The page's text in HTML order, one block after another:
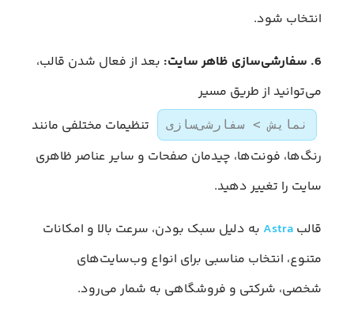
انتخاب شود.
6. سفارشی‌سازی ظاهر سایت:
بعد از فعال شدن قالب،
می‌توانید از طریق مسیر
نمایش > سفارشی‌سازی
تنظیمات مختلفی مانند
رنگ‌ها، فونت‌ها، چیدمان صفحات و سایر عناصر ظاهری
سایت را تغییر دهید.
قالب Astra به دلیل سبک بودن، سرعت بالا و امکانات
متنوع، انتخاب مناسبی برای انواع وب‌سایت‌های
شخصی، شرکتی و فروشگاهی به شمار می‌رود.